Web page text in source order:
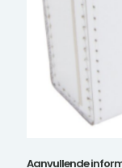
Aanvullende